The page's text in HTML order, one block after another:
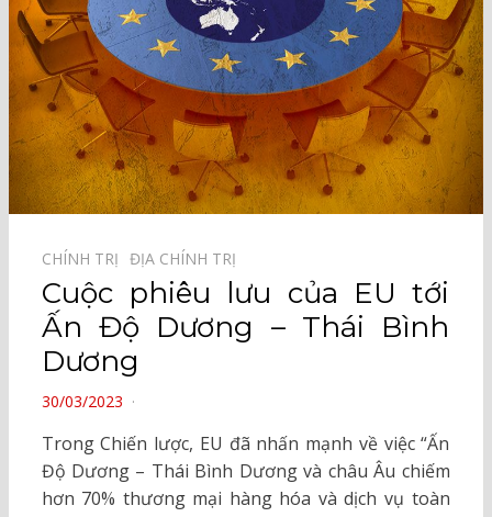
CHÍNH TRỊ⠀ ĐỊA CHÍNH TRỊ⠀
Cuộc phiêu lưu của EU tới
Ấn Độ Dương – Thái Bình
Dương
POSTED
30/03/2023
Trong Chiến lược, EU đã nhấn mạnh về việc “Ấn
Độ Dương – Thái Bình Dương và châu Âu chiếm
hơn 70% thương mại hàng hóa và dịch vụ toàn